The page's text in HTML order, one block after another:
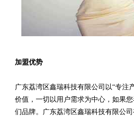
加盟优势
广东荔湾区鑫瑞科技有限公司以“专注
价值，一切以用户需求为中心，如果
们品牌。广东荔湾区鑫瑞科技有限公